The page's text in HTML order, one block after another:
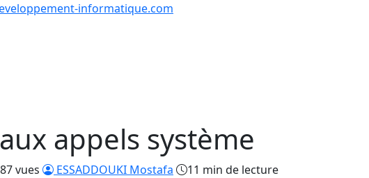
informatique.com
appels système
vues ESSADDOUKI Mostafa
11 min de lecture